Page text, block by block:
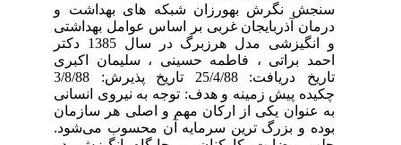
سنجش نگرش بهورزان شبکه های بهداشت و
درمان آذربایجان غربی بر اساس عوامل بهداشتی
و انگیزشی مدل هرزبرگ در سال 1385 دکتر
احمد براتی ، فاطمه حسینی ، سلیمان اکبری
تاریخ دریافت: 25/4/88 تاریخ پذیرش: 3/8/88
چکیده پیش زمینه و هدف: توجه به نیروی انسانی
به عنوان یکی از ارکان مهم و اصلی هر سازمان
بوده و بزرگ ترین سرمایه آن محسوب می‌شود.